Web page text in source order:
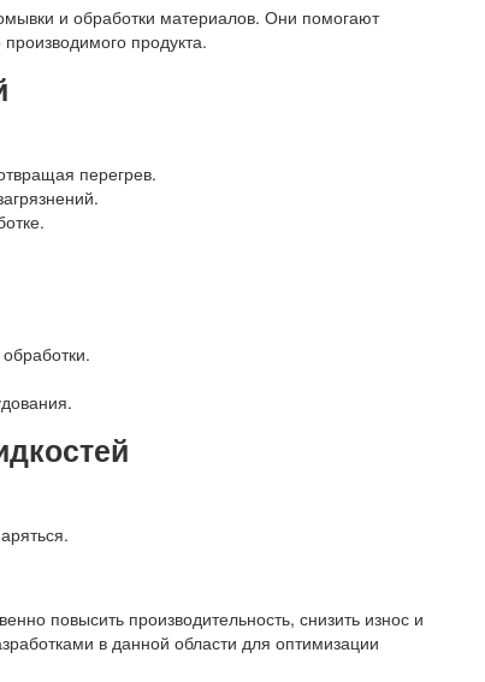
и обработки материалов. Они помогают
продукта.
перегрев.
повысить производительность, снизить износ и
в данной области для оптимизации